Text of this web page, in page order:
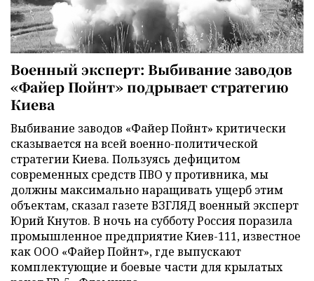
Военный эксперт: Выбивание заводов
«Файер Пойнт» подрывает стратегию
Киева
Выбивание заводов «Файер Пойнт» критически
сказывается на всей военно-политической
стратегии Киева. Пользуясь дефицитом
современных средств ПВО у противника, мы
должны максимально наращивать ущерб этим
объектам, сказал газете ВЗГЛЯД военный эксперт
Юрий Кнутов. В ночь на субботу Россия поразила
промышленное предприятие Киев-111, известное
как ООО «Файер Пойнт», где выпускают
комплектующие и боевые части для крылатых